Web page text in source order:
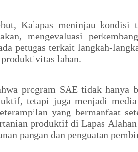
Kalapas meninjau kondisi
mengevaluasi
petugas terkait langkah-
lahan.
program SAE tidak hanya
tetapi juga menjadi
yang bermanfaat
produktif di Lapas Alahan
pangan dan penguatan